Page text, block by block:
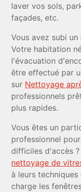
laver vos sols,
façades, etc.
Vous avez subi un
Votre habitation
l'évacuation
être effectué par
sur Nettoyage
professionnels
plus rapides.
Vous êtes un
professionnel pour
difficiles d'accès
nettoyage de
à leurs
charge les